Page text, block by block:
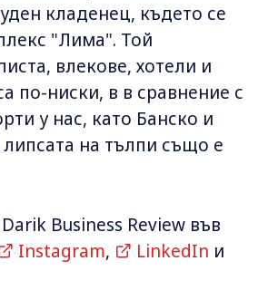
кладенец, където се
"Лима". Той
влекове, хотели и
по-ниски, в в сравнение с
у нас, като Банско и
на тълпи също е
Business Review във
Instagram, LinkedIn и